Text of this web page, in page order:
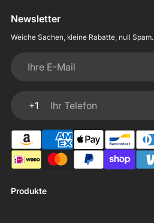
Produkte
Newsletter
Weiche Sachen, kleine Rabatte, null Spam.
Ihre E-Mail
+1
Ihr Telefon